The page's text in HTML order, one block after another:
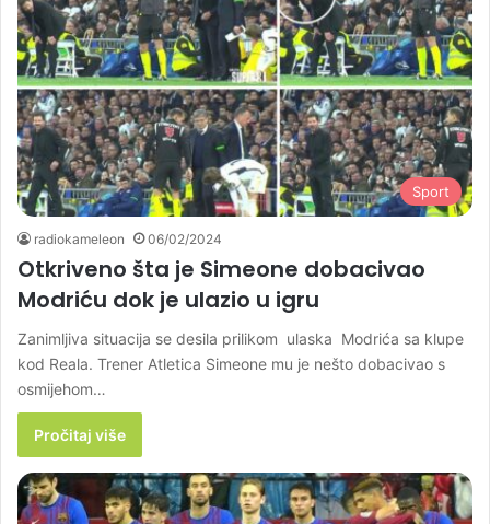
Sport
radiokameleon 06/02/2024
Otkriveno šta je Simeone dobacivao
Modriću dok je ulazio u igru
Zanimljiva situacija se desila prilikom ulaska Modrića sa klupe
kod Reala. Trener Atletica Simeone mu je nešto dobacivao s
osmijehom…
Pročitaj više